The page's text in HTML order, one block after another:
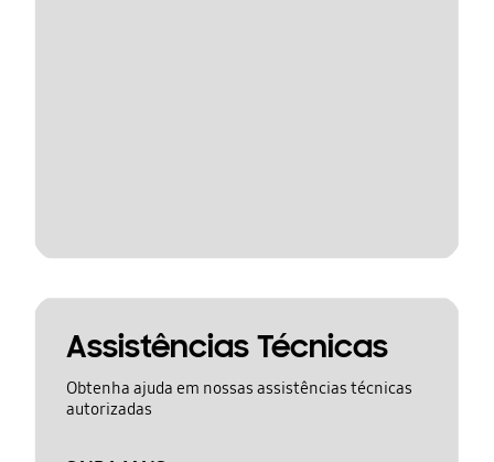
Assistências Técnicas
Obtenha ajuda em nossas assistências técnicas
autorizadas